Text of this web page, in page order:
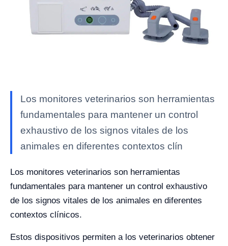
Los monitores veterinarios son herramientas
fundamentales para mantener un control
exhaustivo de los signos vitales de los
animales en diferentes contextos clín
Los monitores veterinarios son herramientas
fundamentales para mantener un control exhaustivo
de los signos vitales de los animales en diferentes
contextos clínicos.
Estos dispositivos permiten a los veterinarios obtener